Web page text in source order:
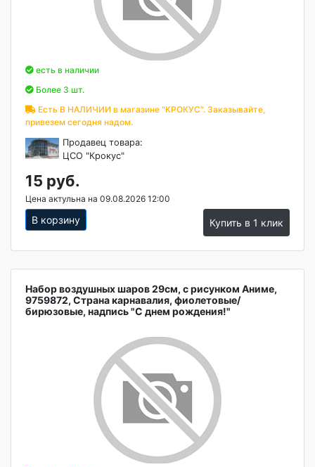
есть в наличии
Более 3 шт.
Есть В НАЛИЧИИ в магазине "КРОКУС". Заказывайте,
привезем сегодня надом.
Продавец товара:
ЦСО "Крокус"
15 руб.
Цена актульна на 09.08.2026 12:00
В корзину Купить в 1 клик
Набор воздушных шаров 29см, с рисунком Аниме,
9759872, Страна карнавалия, фиолетовые/
бирюзовые, надпись "С днем рождения!"